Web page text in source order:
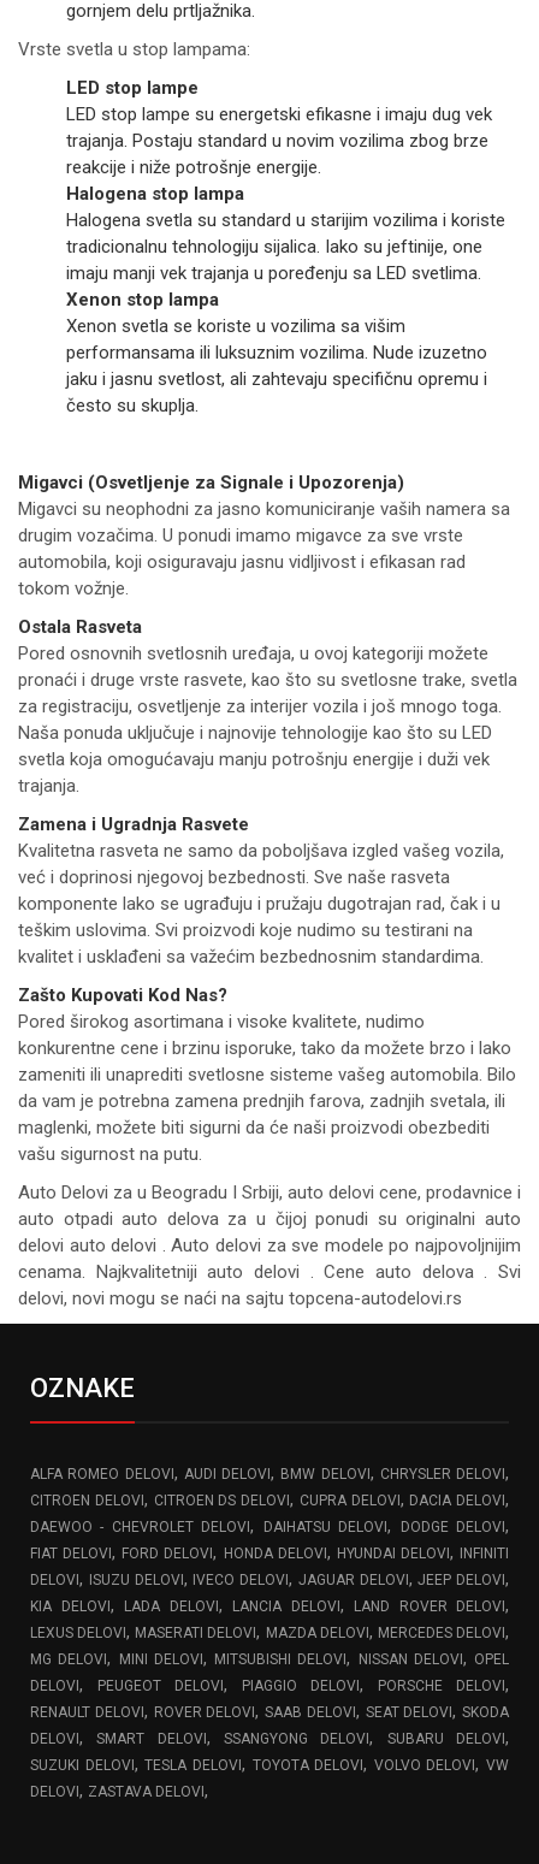
gornjem delu prtljažnika.
Vrste svetla u stop lampama:
LED stop lampe
LED stop lampe su energetski efikasne i imaju dug vek
trajanja. Postaju standard u novim vozilima zbog brze
reakcije i niže potrošnje energije.
Halogena stop lampa
Halogena svetla su standard u starijim vozilima i koriste
tradicionalnu tehnologiju sijalica. Iako su jeftinije, one
imaju manji vek trajanja u poređenju sa LED svetlima.
Xenon stop lampa
Xenon svetla se koriste u vozilima sa višim
performansama ili luksuznim vozilima. Nude izuzetno
jaku i jasnu svetlost, ali zahtevaju specifičnu opremu i
često su skuplja.
Migavci (Osvetljenje za Signale i Upozorenja)
Migavci su neophodni za jasno komuniciranje vaših namera sa
drugim vozačima. U ponudi imamo migavce za sve vrste
automobila, koji osiguravaju jasnu vidljivost i efikasan rad
tokom vožnje.
Ostala Rasveta
Pored osnovnih svetlosnih uređaja, u ovoj kategoriji možete
pronaći i druge vrste rasvete, kao što su svetlosne trake, svetla
za registraciju, osvetljenje za interijer vozila i još mnogo toga.
Naša ponuda uključuje i najnovije tehnologije kao što su LED
svetla koja omogućavaju manju potrošnju energije i duži vek
trajanja.
Zamena i Ugradnja Rasvete
Kvalitetna rasveta ne samo da poboljšava izgled vašeg vozila,
već i doprinosi njegovoj bezbednosti. Sve naše rasveta
komponente lako se ugrađuju i pružaju dugotrajan rad, čak i u
teškim uslovima. Svi proizvodi koje nudimo su testirani na
kvalitet i usklađeni sa važećim bezbednosnim standardima.
Zašto Kupovati Kod Nas?
Pored širokog asortimana i visoke kvalitete, nudimo
konkurentne cene i brzinu isporuke, tako da možete brzo i lako
zameniti ili unaprediti svetlosne sisteme vašeg automobila. Bilo
da vam je potrebna zamena prednjih farova, zadnjih svetala, ili
maglenki, možete biti sigurni da će naši proizvodi obezbediti
vašu sigurnost na putu.
Auto Delovi za u Beogradu I Srbiji, auto delovi cene, prodavnice i
auto otpadi auto delova za u čijoj ponudi su originalni auto
delovi auto delovi . Auto delovi za sve modele po najpovoljnijim
cenama. Najkvalitetniji auto delovi . Cene auto delova . Svi
delovi, novi mogu se naći na sajtu topcena-autodelovi.rs
OZNAKE
ALFA ROMEO DELOVI , AUDI DELOVI , BMW DELOVI , CHRYSLER DELOVI ,
CITROEN DELOVI , CITROEN DS DELOVI , CUPRA DELOVI , DACIA DELOVI ,
DAEWOO - CHEVROLET DELOVI, DAIHATSU DELOVI, DODGE DELOVI,
FIAT DELOVI, FORD DELOVI, HONDA DELOVI , HYUNDAI DELOVI ,
INFINITI
DELOVI , ISUZU DELOVI , IVECO DELOVI , JAGUAR DELOVI ,JEEP DELOVI ,
KIA DELOVI , LADA DELOVI , LANCIA DELOVI , LAND ROVER DELOVI ,
LEXUS DELOVI, MASERATI DELOVI, MAZDA DELOVI , MERCEDES DELOVI,
MG DELOVI, MINI DELOVI , MITSUBISHI DELOVI, NISSAN DELOVI , OPEL
DELOVI , PEUGEOT DELOVI , PIAGGIO DELOVI , PORSCHE DELOVI ,
RENAULT DELOVI , ROVER DELOVI, SAAB DELOVI , SEAT DELOVI, SKODA
DELOVI ,SMART DELOVI ,SSANGYONG DELOVI, SUBARU DELOVI,
SUZUKI DELOVI ,TESLA DELOVI , TOYOTA DELOVI, VOLVO DELOVI, VW
DELOVI , ZASTAVA DELOVI ,